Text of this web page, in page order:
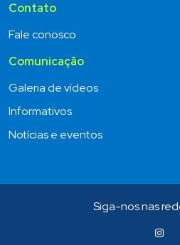
Contato
Fale conosco
Comunicação
Galeria de vídeos
Informativos
Notícias e eventos
Siga-nos nas